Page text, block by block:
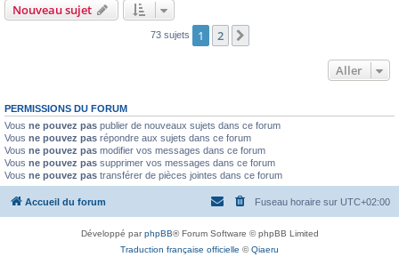
Nouveau sujet
73 sujets 1 2
Aller
PERMISSIONS DU FORUM
Vous ne pouvez pas publier de nouveaux sujets dans ce forum
Vous ne pouvez pas répondre aux sujets dans ce forum
Vous ne pouvez pas modifier vos messages dans ce forum
Vous ne pouvez pas supprimer vos messages dans ce forum
Vous ne pouvez pas transférer de pièces jointes dans ce forum
Accueil du forum Fuseau horaire sur UTC+02:00
Développé parphpBB® Forum Software © phpBB Limited
Traduction française officielle ©Qiaeru